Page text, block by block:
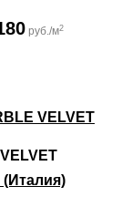
руб./м2
(Италия)